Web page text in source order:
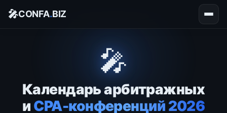
🎤CONFA.BIZ
🎤
Календарь арбитражных
и CPA-конференций 2026